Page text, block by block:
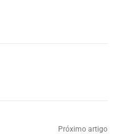
Próximo artigo